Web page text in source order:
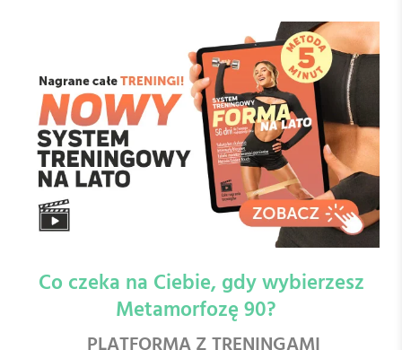
Co czeka na Ciebie, gdy wybierzesz
Metamorfozę 90?